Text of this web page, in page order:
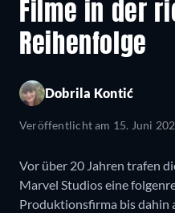
Filme in der
Reihenfolge
Dobrila Kontić
Veröffentlicht am 15. Juni
Vor über 20 Jahren trafen
Marvel Studios eine
Produktionsfirma bis dahin